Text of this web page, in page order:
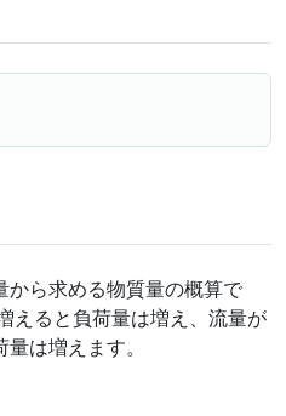
ら求める物質量の概算で
えると負荷量は増え、流量が
は増えます。